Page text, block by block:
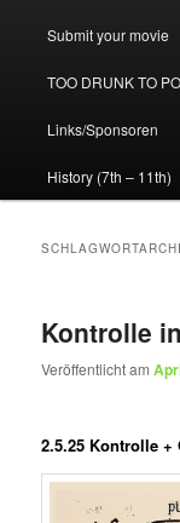
Submit your movie
TOO DRUNK TO
Links/Sponsoren
History (7th – 11th)
Kontrolle
Veröffentlicht am
2.5.25 Kontrolle